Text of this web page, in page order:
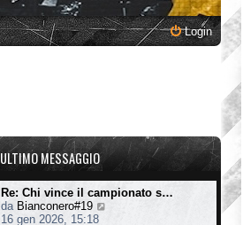
Login
ULTIMO MESSAGGIO
Re: Chi vince il campionato s…
da Bianconero#19
16 gen 2026, 15:18